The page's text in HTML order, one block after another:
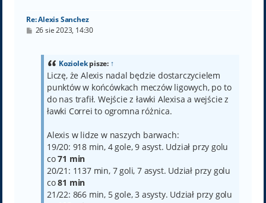
Re: Alexis Sanchez
P26 sie 2023, 14:30
Koziolekpisze: ↑
Liczę, że Alexis nadal będzie dostarczycielem
punktów w końcówkach meczów ligowych, po to
do nas trafił. Wejście z ławki Alexisa a wejście z
ławki Correi to ogromna różnica.
Alexis w lidze w naszych barwach:
19/20: 918 min, 4 gole, 9 asyst. Udział przy golu
co71 min
20/21: 1137 min, 7 goli, 7 asyst. Udział przy golu
co81 min
21/22: 866 min, 5 gole, 3 asysty. Udział przy golu